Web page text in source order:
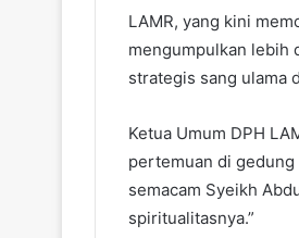
LAMR, yang kini
mengumpulkan lebih
strategis sang ulama
Ketua Umum DPH
pertemuan di gedung
semacam Syeikh
spiritualitasnya.”